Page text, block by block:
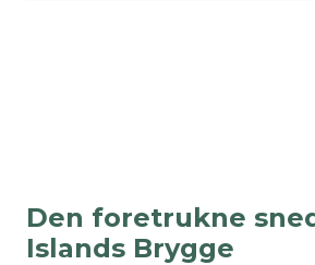
Den foretrukne
Islands Brygge